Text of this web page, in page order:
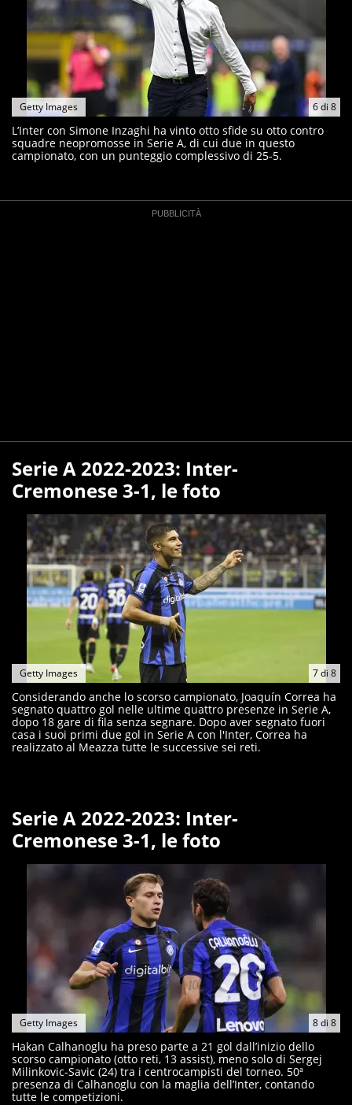
6di 8
Getty Images
L’Inter con Simone Inzaghi ha vinto otto sfide su otto contro
squadre neopromosse in Serie A, di cui due in questo
campionato, con un punteggio complessivo di 25-5.
Serie A 2022-2023: Inter-
Cremonese 3-1, le foto
7di 8
Getty Images
Considerando anche lo scorso campionato, Joaquín Correa ha
segnato quattro gol nelle ultime quattro presenze in Serie A,
dopo 18 gare di fila senza segnare. Dopo aver segnato fuori
casa i suoi primi due gol in Serie A con l'Inter, Correa ha
realizzato al Meazza tutte le successive sei reti.
Serie A 2022-2023: Inter-
Cremonese 3-1, le foto
8di 8
Getty Images
Hakan Calhanoglu ha preso parte a 21 gol dall’inizio dello
scorso campionato (otto reti, 13 assist), meno solo di Sergej
Milinkovic-Savic (24) tra i centrocampisti del torneo. 50ª
presenza di Calhanoglu con la maglia dell’Inter, contando
tutte le competizioni.